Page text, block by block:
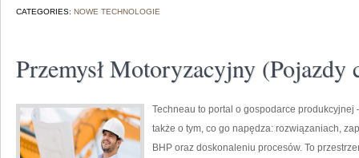
CATEGORIES: NOWE TECHNOLOGIE
Przemysł Motoryzacyjny (Pojazdy
Techneau to portal o gospodarce produkcyjnej
także o tym, co go napędza: rozwiązaniach,
BHP oraz doskonaleniu procesów. To